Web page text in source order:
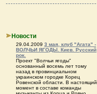
Новости
29.04.2009 3 мая, клуб "Агата" -
ВОЛЧЬИ ЯГОДЫ. Киев. Русский
рок.
Проект "Волчьи ягоды"
основанный восемь лет тому
назад в провинциальном
украинском городке Корец
Ровенской области. В настоящий
момент в составе команды